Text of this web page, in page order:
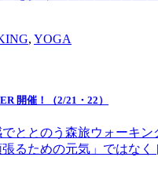
, YOGA
開催！（2/21・22）
ととのう森旅ウォーキ
張るための元気」ではな